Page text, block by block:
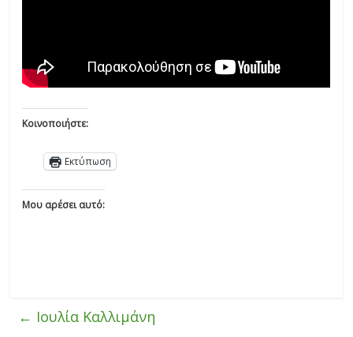
Κοινοποιήστε:
Εκτύπωση
Μου αρέσει αυτό:
← Ιουλία Καλλιμάνη